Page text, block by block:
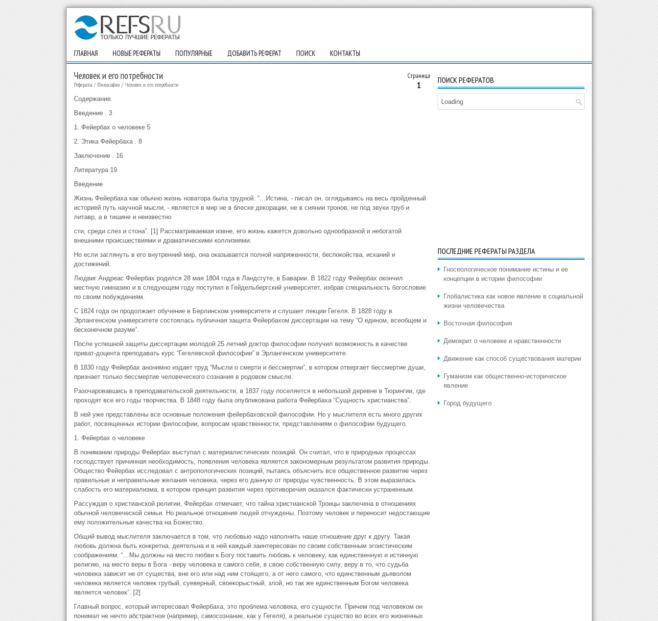
ГЛАВНАЯ НОВЫЕ РЕФЕРАТЫ ПОПУЛЯРНЫЕ ДОБАВИТЬ РЕФЕРАТ ПОИСК КОНТАКТЫ
Страница
1
Человек и его потребности
Рефераты / Философия / Человек и его потребности
Содержание.
Введение . 3
1. Фейербах о человеке 5
2. Этика Фейербаха . 8
Заключение . 16
Литература 19
Введение
Жизнь Фейербаха как обычно жизнь новатора была трудной. “…Истина, - писал он, оглядываясь на весь пройденный
историей путь научной мысли, - является в мир не в блеске декорации, не в сиянии тронов, не под звуки труб и
литавр, а в тишине и неизвестно
сти, среди слез и стона”. [1] Рассматриваемая извне, его жизнь кажется довольно однообразной и небогатой
внешними происшествиями и драматическими коллизиями.
Но если заглянуть в его внутренний мир, она оказывается полной напряженности, беспокойства, исканий и
достижений.
Людвиг Андреас Фейербах родился 28 мая 1804 года в Ландсгуте, в Баварии. В 1822 году Фейербах окончил
местную гимназию и в следующем году поступил в Гейдельбергский университет, избрав специальность богословие
по своим побуждениям.
С 1824 года он продолжает обучение в Берлинском университете и слушает лекции Гегеля. В 1828 году в
Эрлангенском университете состоялась публичная защита Фейербахом диссертации на тему “О едином, всеобщем и
бесконечном разуме”.
После успешной защиты диссертации молодой 25 летний доктор философии получил возможность в качестве
приват-доцента преподавать курс “Гегелевской философии” в Эрлангенском университете.
В 1830 году Фейербах анонимно издает труд “Мысли о смерти и бессмертии”, в котором отвергает бессмертие души,
признает только бессмертие человеческого сознания в родовом смысле.
Разочаровавшись в преподавательской деятельности, в 1837 году поселяется в небольшой деревне в Тюрингии, где
проходят все его годы творчества. В 1848 году была опубликована работа Фейербаха “Сущность христианства”.
В ней уже представлены все основные положения фейербаховской философии. Но у мыслителя есть много других
работ, посвященных истории философии, вопросам нравственности, представлениям о философии будущего.
1. Фейербах о человеке
В понимании природы Фейербах выступал с материалистических позиций. Он считал, что в природных процессах
господствует причинная необходимость, появления человека является закономерным результатом развития природы.
Общество Фейербах исследовал с антропологических позиций, пытаясь объяснить все общественное развитие через
правильные и неправильные желания человека, через его данную от природы чувственность. В этом выразилась
слабость его материализма, в котором принцип развития через противоречия оказался фактически устраненным.
Рассуждая о христианской религии, Фейербах отмечает, что тайна христианской Троицы заключена в отношениях
обычной человеческой семьи. Но реальное отношения людей отчуждены. Поэтому человек и переносит недостающие
ему положительные качества на Божество.
Общий вывод мыслителя заключается в том, что любовью надо наполнить наше отношение друг к другу. Такая
любовь должна быть конкретна, деятельна и в ней каждый заинтересован по своим собственным эгоистическим
соображениям. “…Мы должны на место любви к Богу поставить любовь к человеку, как единственную и истинную
религию, на место веры в Бога - веру человека в самого себя, в свою собственную силу, веру в то, что судьба
человека зависит не от существа, вне его или над ним стоящего, а от него самого, что единственным дьяволом
человека является человек грубый, суеверный, своекорыстный, злой, но так же единственным Богом человека
является человек”. [2]
Главный вопрос, который интересовал Фейербаха, это проблема человека, его сущности. Причем под человеком он
понимал не нечто абстрактное (например, самосознание, как у Гегеля), а реальное существо во всех его жизненных
ПОИСК РЕФЕРАТОВ
Loading
ПОСЛЕДНИЕ РЕФЕРАТЫ РАЗДЕЛА
Гносеологическое понимание истины и ее
концепции в истории философии
Глобалистика как новое явление в социальной
жизни человечества
Восточная философия
Демокрит о человеке и нравственности
Движение как способ существования материи
Гуманизм как общественно-историческое
явление
Город будущего